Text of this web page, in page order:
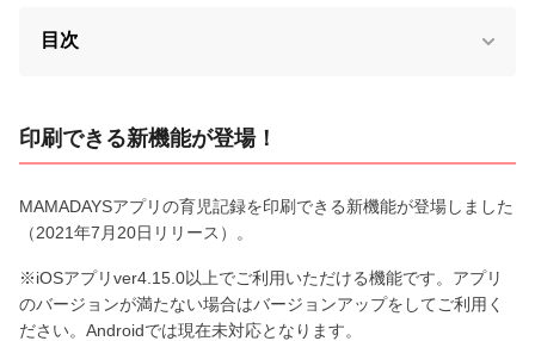
目次
印刷できる新機能が登場！
MAMADAYSアプリの育児記録を印刷できる新機能が登場しました
（2021年7月20日リリース）。
※iOSアプリver4.15.0以上でご利用いただける機能です。アプリ
のバージョンが満たない場合はバージョンアップをしてご利用く
ださい。Androidでは現在未対応となります。